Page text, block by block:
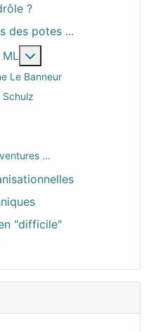
?
des potes ...
Le Banneur
Schulz
...
"difficile"